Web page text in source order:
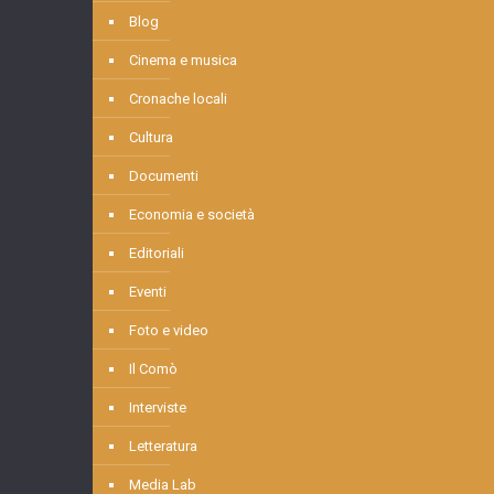
Blog
Cinema e musica
Cronache locali
Cultura
Documenti
Economia e società
Editoriali
Eventi
Foto e video
Il Comò
Interviste
Letteratura
Media Lab